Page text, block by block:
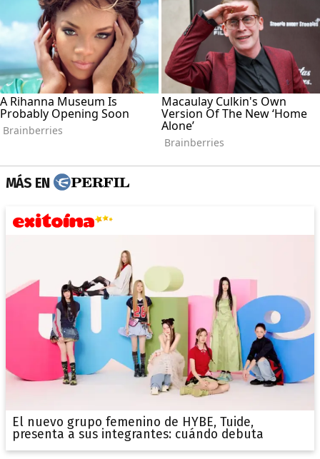
MÁS EN
El nuevo grupo femenino de HYBE, Tuide,
presenta a sus integrantes: cuándo debuta